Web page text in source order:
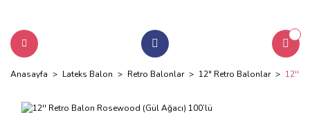
Anasayfa Lateks Balon Retro Balonlar 12" Retro Balonlar 12''